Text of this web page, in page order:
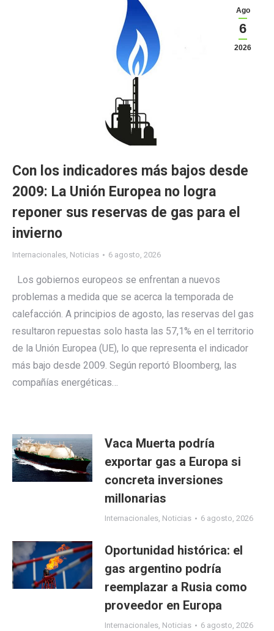
Ago
6
2026
Con los indicadores más bajos desde
2009: La Unión Europea no logra
reponer sus reservas de gas para el
invierno
Internacionales, Noticias 6 agosto, 2026
Los gobiernos europeos se enfrentan a nuevos
problemas a medida que se acerca la temporada de
calefacción. A principios de agosto, las reservas del gas
resultaron repuestas solo hasta las 57,1% en el territorio
de la Unión Europea (UE), lo que representa el indicador
más bajo desde 2009. Según reportó Bloomberg, las
compañías energéticas…
Vaca Muerta podría
exportar gas a Europa si
concreta inversiones
millonarias
Internacionales, Noticias 6 agosto, 2026
Oportunidad histórica: el
gas argentino podría
reemplazar a Rusia como
proveedor en Europa
Internacionales, Noticias 6 agosto, 2026